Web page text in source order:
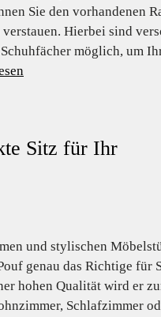
Sie den vorhandenen
Hierbei sind
möglich, um
Sitz für Ihr
und stylischen
genau das Richtige für
hohen Qualität wird er
Schlafzimmer